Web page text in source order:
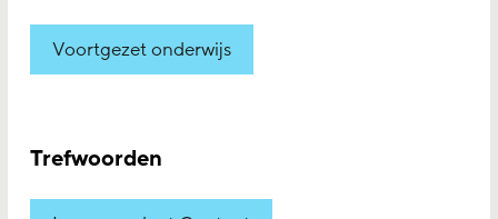
Voortgezet onderwijs
Trefwoorden